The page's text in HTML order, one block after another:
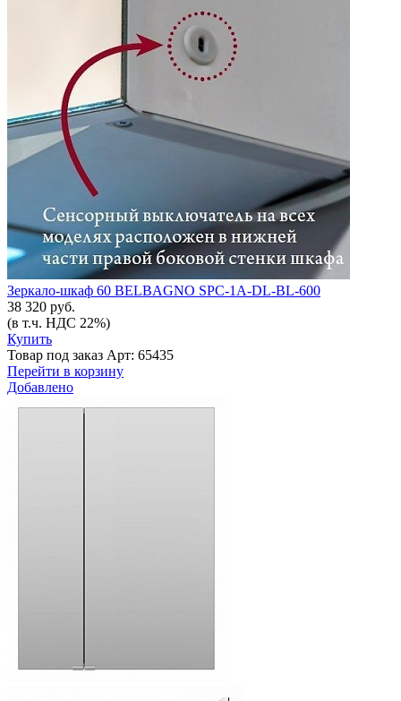
Зеркало-шкаф 60 BELBAGNO SPC-1A-DL-BL-600
38 320 руб.
(в т.ч. НДС 22%)
Купить
Товар под заказ Арт: 65435
Перейти в корзину
Добавлено